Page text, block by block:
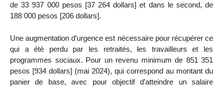
de 33 937 000 pesos [37 264 dollars] et dans le second, de
188 000 pesos [206 dollars].
Une augmentation d’urgence est nécessaire pour récupérer ce
qui a été perdu par les retraités, les travailleurs et les
programmes sociaux. Pour un revenu minimum de 851 351
pesos [934 dollars] (mai 2024), qui correspond au montant du
panier de base, avec pour objectif d’atteindre un salaire